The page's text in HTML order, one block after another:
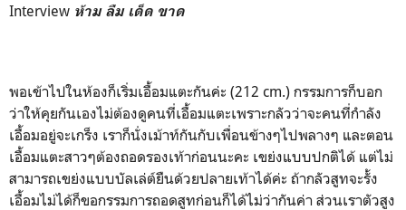
Interview ห้าม ลืม เด็ด ขาด
พอเข้าไปในห้องก็เริ่มเอื้อมแตะกันค่ะ (212 cm.) กรรมการก็บอก
ว่าให้คุยกันเองไม่ต้องดูคนที่เอื้อมแตะเพราะกลัวว่าจะคนที่กำลัง
เอื้อมอยู่จะเกร็ง เราก็นั่งเม้าท์กันกับเพื่อนข้างๆไปพลางๆ และตอน
เอื้อมแตะสาวๆต้องถอดรองเท้าก่อนนะคะ เขย่งแบบปกติได้ แต่ไม่
สามารถเขย่งแบบบัลเล่ต์ยืนด้วยปลายเท้าได้ค่ะ ถ้ากลัวสูทจะรั้ง
เอื้อมไม่ได้ก็ขอกรรมการถอดสูทก่อนก็ได้ไม่ว่ากันค่า ส่วนเราตัวสูง